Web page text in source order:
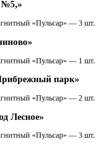
№5,»
«Пульсар» — 3 шт.
«Пульсар» — 1 шт.
парк»
«Пульсар» — 2 шт.
Лесное»
«Пульсар» — 3 шт.